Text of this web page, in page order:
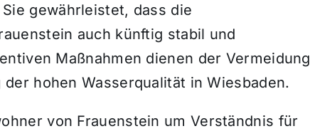
gewährleistet, dass die
auch künftig stabil und
Maßnahmen dienen der Vermeidung
hohen Wasserqualität in Wiesbaden.
von Frauenstein um Verständnis für